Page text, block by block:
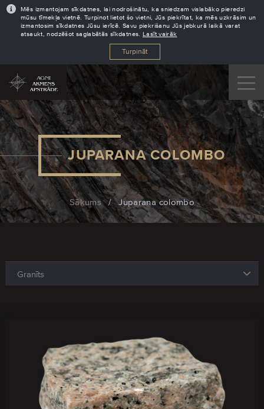
Mēs izmantojam sīkdatnes, lai nodrošinātu, ka sniedzam vislabāko pieredzi
mūsu tīmekļa vietnē. Turpinot lietot šo vietni, Jūs piekrītat, ka mēs uzkrāsim un
izmantosim sīkdatnes Jūsu ierīcē. Savu piekrišanu Jūs jebkurā laikā varat
atsaukt, nodzēšot saglabātās sīkdatnes. Lasīt vairāk
Turpināt
JUPARANA COLOMBO
Sākums / Juparana colombo